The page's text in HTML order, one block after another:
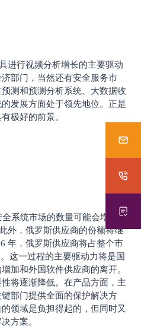
进行视频分析增长的主要驱动
部门，当然还有安全服务市
测和预测分析系统、大数据收
发展方面处于领先地位。正是
极好的前景。
系统市场的数量可能会增加一
外，俄罗斯供应商的份额将继
年，俄罗斯供应商将占整个市
这一过程的主要驱动力将是国
加和外国软件供应商的离开。
将逐渐降低。在产品方面，主
部门提供全面的保护解决方
领域是负担得起的，但同时又
方案。